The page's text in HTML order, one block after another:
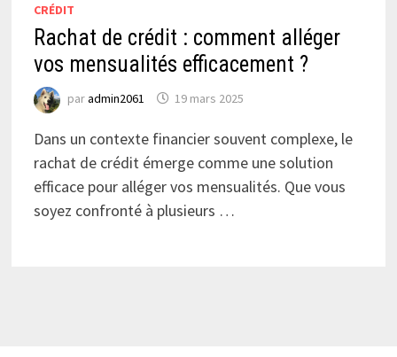
CRÉDIT
Rachat de crédit : comment alléger
vos mensualités efficacement ?
paradmin2061 19 mars 2025
Dans un contexte financier souvent complexe, le
rachat de crédit émerge comme une solution
efficace pour alléger vos mensualités. Que vous
soyez confronté à plusieurs …